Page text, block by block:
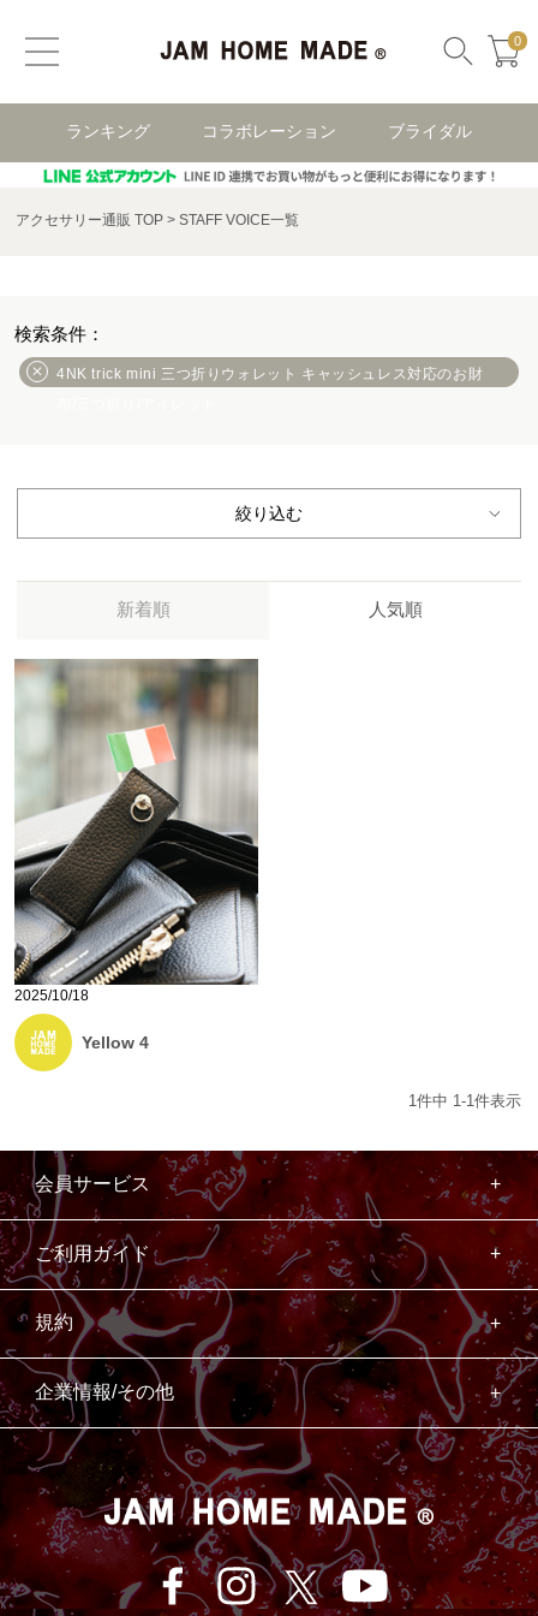
0
ランキング コラボレーション ブライダル
アクセサリー通販 TOP STAFF VOICE一覧
4NK trick mini 三つ折りウォレット キャッシュレス対応のお財
絞り込む
新着順 人気順
2025/10/18
Yellow 4
1 件中 1 -1 件表示
会員サービス
ご利用ガイド
規約
企業情報/その他